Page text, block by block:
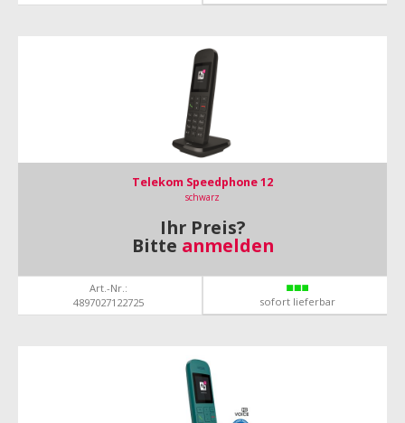
Telekom Speedphone 12
schwarz
Ihr Preis?
Bitte anmelden
Art.-Nr.:
4897027122725
sofort lieferbar